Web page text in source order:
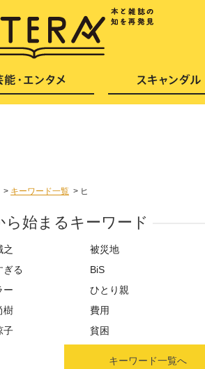
> キーワード一覧 > ヒ
ら始まるキーワード
之 被災地
ぎる
BiS
ー
ひとり親
樹
費用
子
貧困
キーワード一覧へ